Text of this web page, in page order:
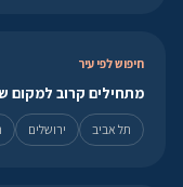
חיפוש לפי עיר
מתחילים קרוב למקום
תל אביב ירושלים